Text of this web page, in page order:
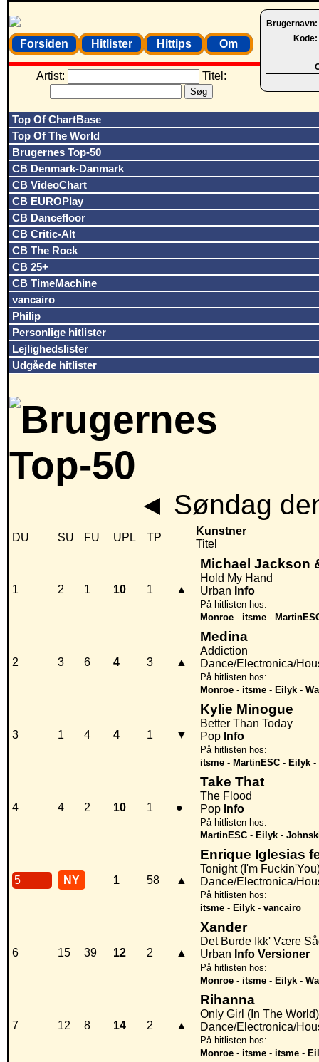
Brugernavn:
Kode:
Forsiden Hitlister Hittips Om
Artist: Titel:
Top Of ChartBase
Top Of The World
Brugernes Top-50
CB Denmark-Danmark
CB VideoChart
CB EUROPlay
CB Dancefloor
CB Critic-Alt
CB The Rock
CB 25+
CB TimeMachine
vancairo
Philip
Personlige hitlister
Lejlighedslister
Udgåede hitlister
◄ Søndag
DU SU FU UPL TP
Kunstner
Titel
1 2 1 10 1 ▲
Michael Jackson
Hold My Hand
Urban Info
På hitlisten hos:
Monroe - itsme -
2 3 6 4 3 ▲
Medina
Addiction
Dance/Electronica/
På hitlisten hos:
Monroe - itsme - Eilyk -
3 1 4 4 1 ▼
Kylie Minogue
Better Than Today
Pop Info
På hitlisten hos:
itsme - MartinESC - Eilyk -
4 4 2 10 1 ●
Take That
The Flood
Pop Info
På hitlisten hos:
MartinESC - Eilyk -
5 NY 1 58 ▲
Enrique Iglesias
Tonight (I'm
Dance/Electronica/
På hitlisten hos:
itsme - Eilyk - vancairo
6 15 39 12 2 ▲
Xander
Det Burde Ikk' Være
Urban Info Versioner
På hitlisten hos:
Monroe - itsme - Eilyk -
7 12 8 14 2 ▲
Rihanna
Only Girl (In The World)
Dance/Electronica/
På hitlisten hos:
Monroe - itsme - itsme -